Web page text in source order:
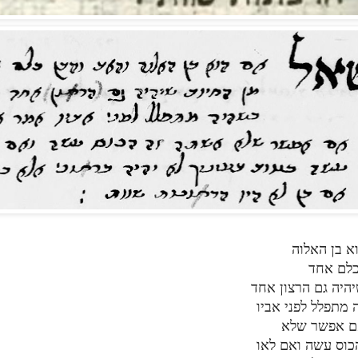
בן האלוה
אחד
גם הרצון אחד
מתפלל לפני אביו
אפשר שלא
עשה ואם לאו